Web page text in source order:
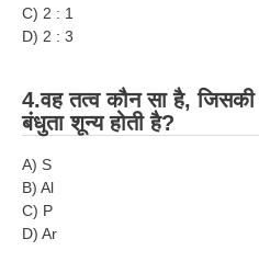
RRB ALP
ALP Study Notes
C) 2 : 1
D) 2 : 3
4.वह तत्व कौन सा है,
बंधुता शून्य होती है?
A) S
B) Al
C) P
D) Ar